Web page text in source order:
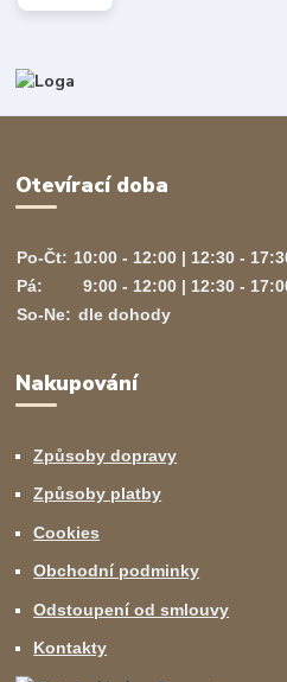
Otevírací doba
Po-Čt: 10:00 - 12:00 | 12:30 -
Pá:
9:00 - 12:00 | 12:30 -
So-Ne: dle dohody
Nakupování
Způsoby dopravy
Způsoby platby
Cookies
Obchodní podminky
Odstoupení od smlouvy
Kontakty